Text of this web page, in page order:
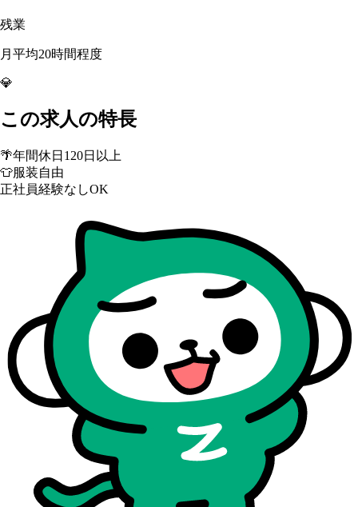
残業
月平均20時間程度
💎
この求人の特長
🌴年間休日120日以上
👕服装自由
正社員経験なしOK